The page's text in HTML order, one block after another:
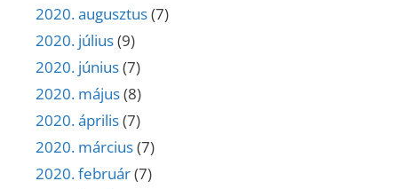
2020. augusztus(7)
2020. július(9)
2020. június(7)
2020. május(8)
2020. április(7)
2020. március(7)
2020. február(7)